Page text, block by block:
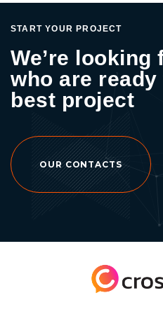
ทั้งในสภาพแวดล้อมออ
เอกลักษณ์แบรนด์: ก่อน
แบรนด์ของเราต้องกา
อย่างไร เพื่อที่จะสา
สอดคล้องกับแบรนด์ได้
ตัวละคร: ตัวละครควร
สามารถสื่อถึงแบรนด์ได้
ผ่านท่าทาง สีสัน หรือลัก
การสื่อสาร: ใช้ตัวละคร
สื่อสารกับลูกค้าผ่านทา
หรือแม้กระทั่งกิจกรรมส่
ได้หลากหลาย เช่น การ
โซเชียลมีเดีย, และแค
START YOUR PROJECT
We’re
who are
best project
OUR CONTACTS